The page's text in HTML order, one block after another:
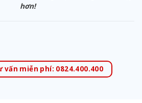
hơn!
vấn miễn phí: 0824.400.400